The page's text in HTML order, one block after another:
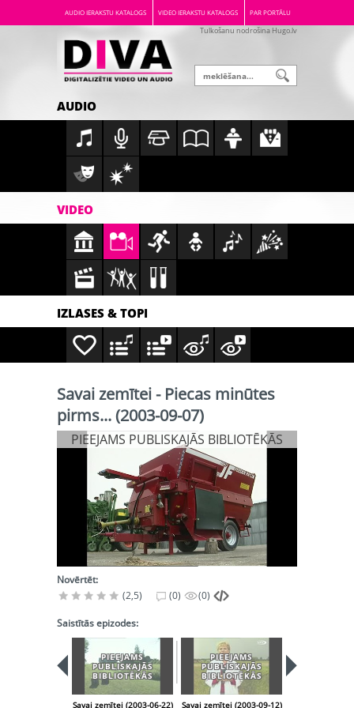
AUDIO IERAKSTU KATALOGS VIDEO IERAKSTU KATALOGS PAR PORTĀLU
Tulkošanu nodrošina Hugo.lv
AUDIO
VIDEO
IZLASES & TOPI
Savai zemītei - Piecas minūtes
pirms... (2003-09-07)
PIEEJAMS PUBLISKAJĀS BIBLIOTĒKĀS
Novērtēt:
(2,5)
(0) (0)
Saistītās epizodes:
PIEEJAMS
PUBLISKAJĀS
BIBLIOTĒKĀS
Savai zemītei (2003-06-22)
PIEEJAMS
PUBLISKAJĀS
BIBLIOTĒKĀS
Savai zemītei (2003-09-12)